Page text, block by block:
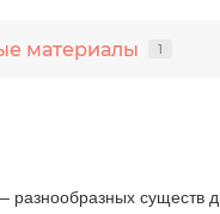
материалы 1
существ